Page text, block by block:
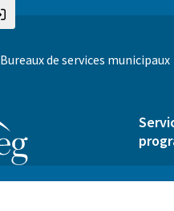
Bureaux de services municipaux